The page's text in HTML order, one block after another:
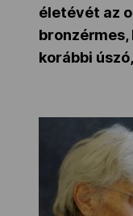
NOB
OVEP
Adatbank
életévét az
korábbi